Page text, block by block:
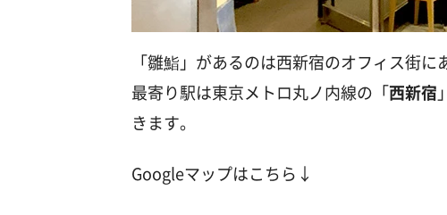
「雛鮨」があるのは西新宿のオフィス街
最寄り駅は東京メトロ丸ノ内線の「西新宿
きます。
Googleマップはこちら↓